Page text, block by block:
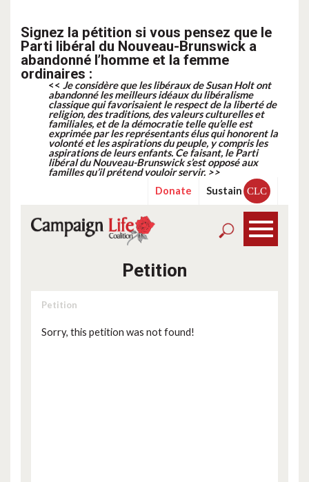
Signez la pétition si vous pensez que le
Parti libéral du Nouveau-Brunswick a
abandonné l’homme et la femme
ordinaires :
<< Je considère que les libéraux de Susan Holt ont
abandonné les meilleurs idéaux du libéralisme
classique qui favorisaient le respect de la liberté de
religion, des traditions, des valeurs culturelles et
familiales, et de la démocratie telle qu’elle est
exprimée par les représentants élus qui honorent la
volonté et les aspirations du peuple, y compris les
aspirations de leurs enfants. Ce faisant, le Parti
libéral du Nouveau-Brunswick s’est opposé aux
familles qu’il prétend vouloir servir. >>